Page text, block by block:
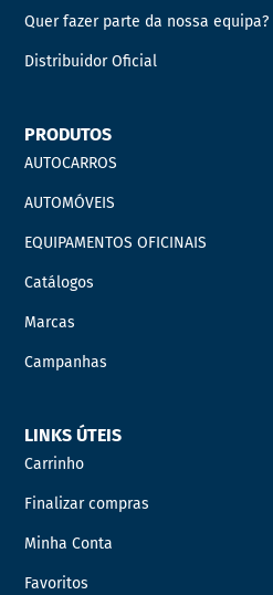
Quer fazer parte da nossa equipa?
Distribuidor Oficial
PRODUTOS
AUTOCARROS
AUTOMÓVEIS
EQUIPAMENTOS OFICINAIS
Catálogos
Marcas
Campanhas
LINKS ÚTEIS
Carrinho
Finalizar compras
Minha Conta
Favoritos